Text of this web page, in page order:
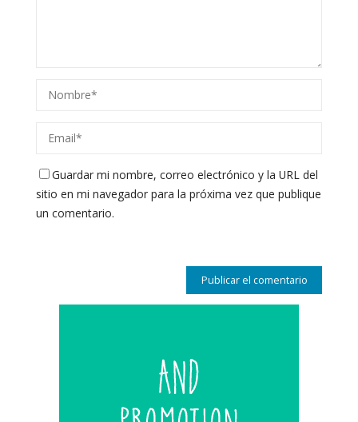
Guardar mi nombre, correo electrónico y la URL del
sitio en mi navegador para la próxima vez que publique
un comentario.